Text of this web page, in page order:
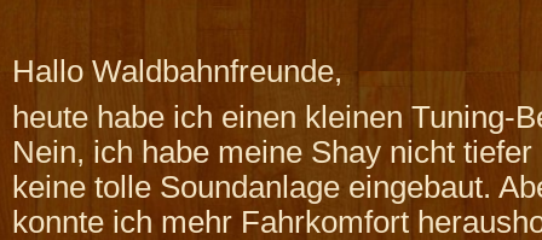
Hallo Waldbahnfreunde,
heute habe ich einen kleinen Tuning-
Nein, ich habe meine Shay nicht
keine tolle Soundanlage eingebaut.
konnte ich mehr Fahrkomfort